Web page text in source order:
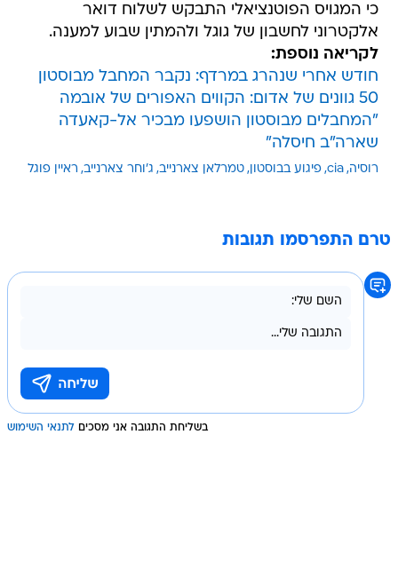
כי המגויס הפוטנציאלי התבקש לשלוח דואר
אלקטרוני לחשבון של גוגל ולהמתין שבוע למענה.
לקריאה נוספת:
חודש אחרי שנהרג במרדף: נקבר המחבל מבוסטון
50 גוונים של אדום: הקווים האפורים של אובמה
"המחבלים מבוסטון הושפעו מבכיר אל-קאעדה
שארה"ב חיסלה"
רוסיה cia פיגוע בבוסטון טמרלאן צארנייב ג'וחר צארנייב ראיין פוגל
טרם התפרסמו תגובות
בשליחת התגובה אני מסכים לתנאי השימוש